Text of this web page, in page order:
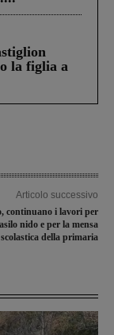
la figlia a
Articolo successivo
continuano i lavori per
nido e per la mensa
scolastica della primaria